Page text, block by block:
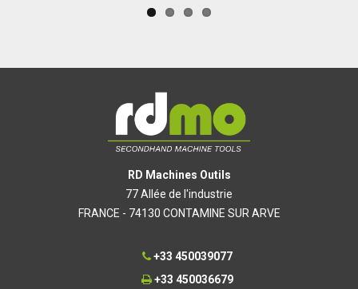
RD Machines Outils
77 Allée de l'industrie
FRANCE - 74130 CONTAMINE SUR ARVE
+33 450039077
+33 450036679